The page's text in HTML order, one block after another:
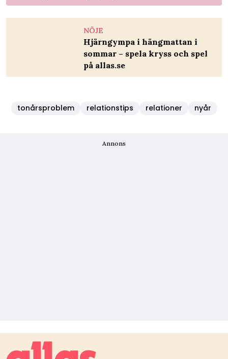
NÖJE
Hjärngympa i hängmattan i
sommar – spela kryss och spel
på allas.se
tonårsproblem relationstips relationer nyår
Annons